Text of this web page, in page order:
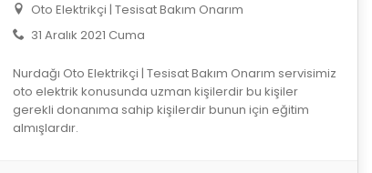
Oto Elektrikçi | Tesisat Bakım Onarım
31 Aralık 2021 Cuma
Nurdağı Oto Elektrikçi | Tesisat Bakım Onarım servisimiz
oto elektrik konusunda uzman kişilerdir bu kişiler
gerekli donanıma sahip kişilerdir bunun için eğitim
almışlardır.